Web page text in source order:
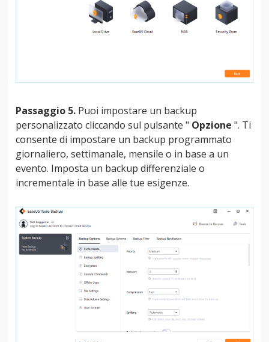
Passaggio 5. Puoi impostare un backup
personalizzato cliccando sul pulsante " Opzione ". Ti
consente di impostare un backup programmato
giornaliero, settimanale, mensile o in base a un
evento. Imposta un backup differenziale o
incrementale in base alle tue esigenze.